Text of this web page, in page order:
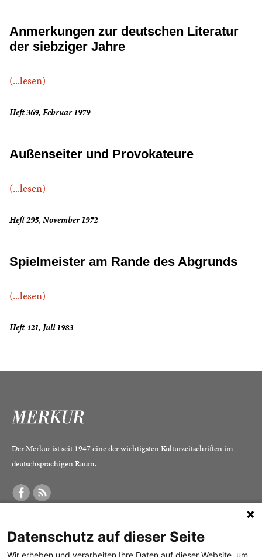
Anmerkungen zur deutschen Literatur
der siebziger Jahre
(...lesen)
Heft 369, Februar 1979
Außenseiter und Provokateure
(...lesen)
Heft 295, November 1972
Spielmeister am Rande des Abgrunds
(...lesen)
Heft 421, Juli 1983
Der Merkur ist seit 1947 eine der wichtigsten Kulturzeitschriften im
deutschsprachigen Raum.
Was ist der Merkur?
Alle Abos im Überblick Impressum
Datenschutz auf dieser Seite
Wir erheben und verarbeiten Ihre Daten auf dieser Website, um